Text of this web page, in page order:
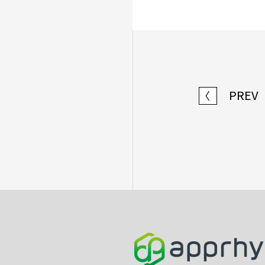
〈 PREV